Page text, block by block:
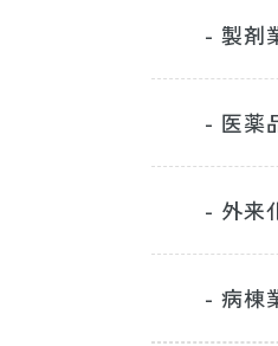
- 製剤
- 医薬
- 外来
- 病棟